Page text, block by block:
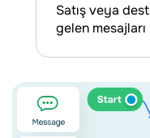
Satış veya
gelen